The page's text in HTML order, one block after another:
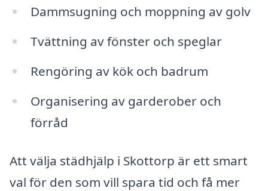
Dammsugning och moppning av golv
Tvättning av fönster och speglar
Rengöring av kök och badrum
Organisering av garderober och
förråd
Att välja städhjälp i Skottorp är ett smart
val för den som vill spara tid och få mer